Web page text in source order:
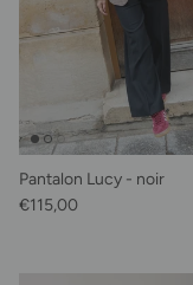
Pantalon Lucy - noir
Prix habituel
€115,00